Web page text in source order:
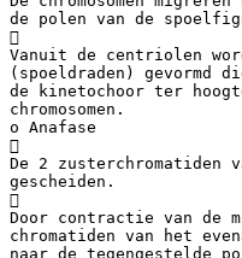
de polen van de

Vanuit de centriolen
(spoeldraden) gevormd
de kinetochoor ter
chromosomen.
o Anafase

De 2 zusterchromatiden
gescheiden.

Door contractie van de
chromatiden van het
naar de tegengestelde